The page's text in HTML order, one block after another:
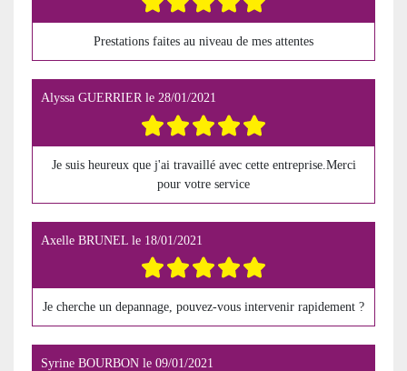
Prestations faites au niveau de mes attentes
Alyssa GUERRIERle 28/01/2021
Je suis heureux que j'ai travaillé avec cette entreprise.Merci
pour votre service
Axelle BRUNEL le 18/01/2021
Je cherche un depannage, pouvez-vous intervenir rapidement ?
Syrine BOURBON le 09/01/2021